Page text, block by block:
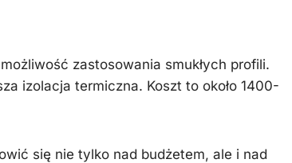
zastosowania smukłych profili.
izolacja termiczna. Koszt to około 1400-
się nie tylko nad budżetem, ale i nad